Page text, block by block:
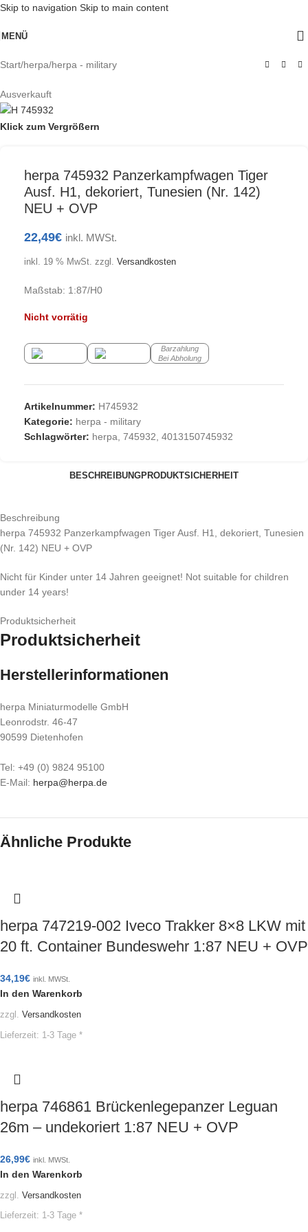
Skip to navigation Skip to main content
MENÜ
Start/herpa/herpa - military
Ausverkauft
Klick zum Vergrößern
herpa 745932 Panzerkampfwagen Tiger
Ausf. H1, dekoriert, Tunesien (Nr. 142)
NEU + OVP
22,49€ inkl. MWSt.
inkl. 19 % MwSt. zzgl. Versandkosten
Maßstab: 1:87/H0
Nicht vorrätig
Barzahlung
Bei Abholung
Artikelnummer: H745932
Kategorie: herpa - military
Schlagwörter: herpa, 745932, 4013150745932
BESCHREIBUNGPRODUKTSICHERHEIT
Beschreibung
herpa 745932 Panzerkampfwagen Tiger Ausf. H1, dekoriert, Tunesien
(Nr. 142) NEU + OVP
Nicht für Kinder unter 14 Jahren geeignet! Not suitable for children
under 14 years!
Produktsicherheit
Produktsicherheit
Herstellerinformationen
herpa Miniaturmodelle GmbH
Leonrodstr. 46-47
90599 Dietenhofen
Tel: +49 (0) 9824 95100
E-Mail: herpa@herpa.de
Ähnliche Produkte
herpa 747219-002 Iveco Trakker 8×8 LKW mit
20 ft. Container Bundeswehr 1:87 NEU + OVP
34,19€ inkl. MWSt.
In den Warenkorb
zzgl. Versandkosten
Lieferzeit: 1-3 Tage *
herpa 746861 Brückenlegepanzer Leguan
26m – undekoriert 1:87 NEU + OVP
26,99€ inkl. MWSt.
In den Warenkorb
zzgl. Versandkosten
Lieferzeit: 1-3 Tage *